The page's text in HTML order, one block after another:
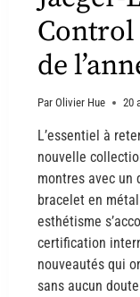
Control
de
Par Olivier Hue 20
L’essentiel à
nouvelle
montres avec un
bracelet en
esthétisme
certification
nouveautés qui
sans aucun